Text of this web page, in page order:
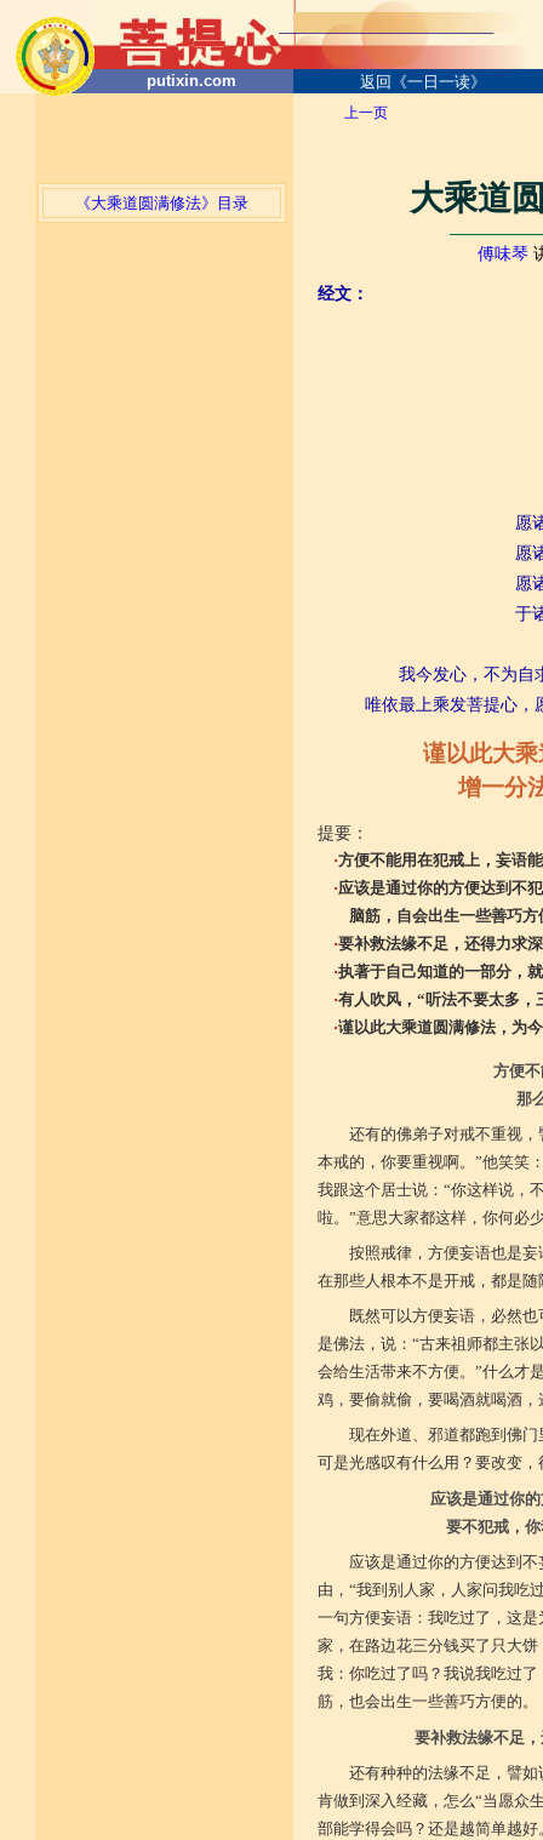
putixin.com 返回《一日一读》
《大乘道圆满修法》目录
上一页
大乘道
傅味琴
经文：
愿
愿
愿诸
于诸
我今发心，不为自
唯依最上乘发菩提心，
谨以此大
增一分
提要：
·方便不能用在犯戒上，妄语
·应该是通过你的方便达到不
脑筋，自会出生一些善巧方
·要补救法缘不足，还得力求
·执著于自己知道的一部分，
·有人吹风，“听法不要太多，
·谨以此大乘道圆满修法，为
方便
那
还有的佛弟子对戒不重视
本戒的，你要重视啊。”他笑笑
我跟这个居士说：“你这样说，
啦。”意思大家都这样，你何必
按照戒律，方便妄语也是
在那些人根本不是开戒，都是
既然可以方便妄语，必然
是佛法，说：“古来祖师都主张
会给生活带来不方便。”什么才
鸡，要偷就偷，要喝酒就喝酒，
现在外道、邪道都跑到佛
可是光感叹有什么用？要改变
应该是通过你
要不犯戒，
应该是通过你的方便达到
由，“我到别人家，人家问我吃
一句方便妄语：我吃过了，这
家，在路边花三分钱买了只大
我：你吃过了吗？我说我吃过
筋，也会出生一些善巧方便的。
要补救法缘不足
还有种种的法缘不足，譬
肯做到深入经藏，怎么“当愿众
部能学得会吗？还是越简单越